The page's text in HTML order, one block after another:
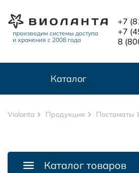
производим системы доступа
и хранения с 2008 года
+7
+7
8
Каталог
Violanta Продукция Постаматы
Каталог товаров